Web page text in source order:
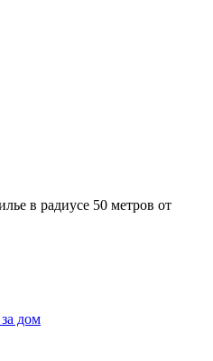
в радиусе 50 метров от
дом